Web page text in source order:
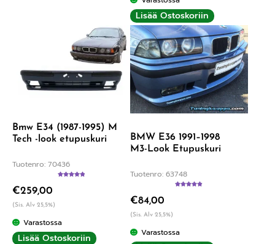
Lisää Ostoskoriin
Bmw E34 (1987-1995) M
Tech -look etupuskuri
Tuotenro: 70436
€259,00
(Sis. Alv 25,5%)
Varastossa
Lisää Ostoskoriin
BMW E36 1991–1998
M3-Look Etupuskuri
Tuotenro: 63748
€84,00
(Sis. Alv 25,5%)
Varastossa